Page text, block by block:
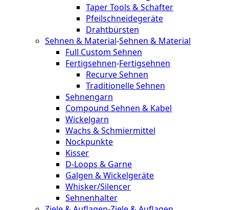
Taper Tools & Schafter
Pfeilschneidegeräte
Drahtbürsten
Sehnen & Material-Sehnen & Material
Full Custom Sehnen
Fertigsehnen-Fertigsehnen
Recurve Sehnen
Traditionelle Sehnen
Sehnengarn
Compound Sehnen & Kabel
Wickelgarn
Wachs & Schmiermittel
Nockpunkte
Kisser
D-Loops & Garne
Galgen & Wickelgeräte
Whisker/Silencer
Sehnenhalter